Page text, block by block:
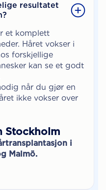
resultatet
et komplett
Håret vokser i
forskjellige
kan se et godt
når du gjør en
ikke vokser over
Stockholm
i
Malmö.